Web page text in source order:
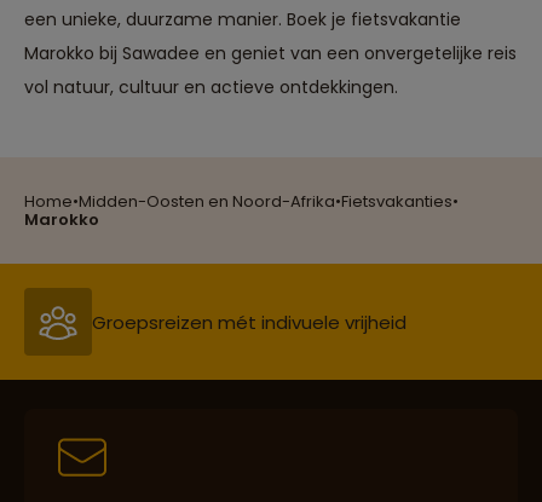
Home•Midden-Oosten en Noord-Afrika•Fietsvakanties•
Marokko
een unieke, duurzame manier. Boek je fietsvakantie
Marokko bij Sawadee en geniet van een onvergetelijke reis
vol natuur, cultuur en actieve ontdekkingen.
Reizen met oog voor mens, cultuur en milieu
Groepsreizen mét indivuele vrijheid
Reiszekerheid met Sawadee